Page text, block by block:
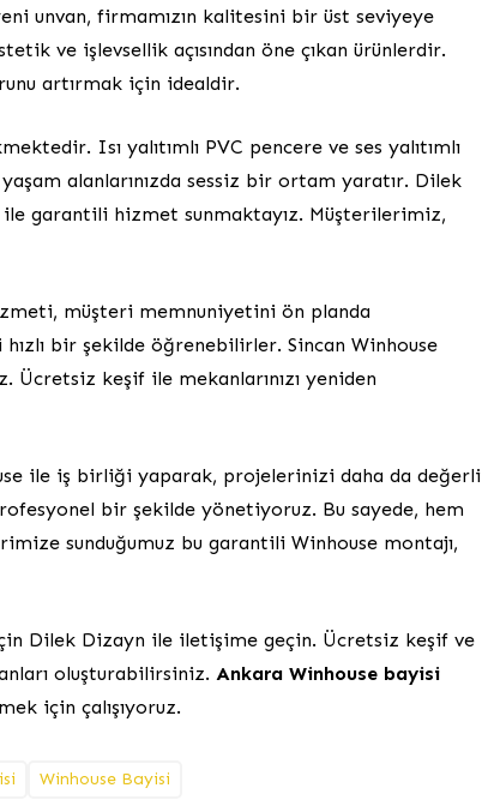
unvan, firmamızın kalitesini bir üst seviyeye
ve işlevsellik açısından öne çıkan ürünlerdir.
artırmak için idealdir.
Isı yalıtımlı PVC pencere ve ses yalıtımlı
alanlarınızda sessiz bir ortam yaratır. Dilek
ile garantili hizmet sunmaktayız. Müşterilerimiz,
müşteri memnuniyetini ön planda
bir şekilde öğrenebilirler. Sincan Winhouse
keşif ile mekanlarınızı yeniden
ile iş birliği yaparak, projelerinizi daha da değerli
bir şekilde yönetiyoruz. Bu sayede, hem
sunduğumuz bu garantili Winhouse montajı,
Dilek Dizayn ile iletişime geçin. Ücretsiz keşif ve
oluşturabilirsiniz. Ankara Winhouse bayisi
için çalışıyoruz.
Winhouse Bayisi